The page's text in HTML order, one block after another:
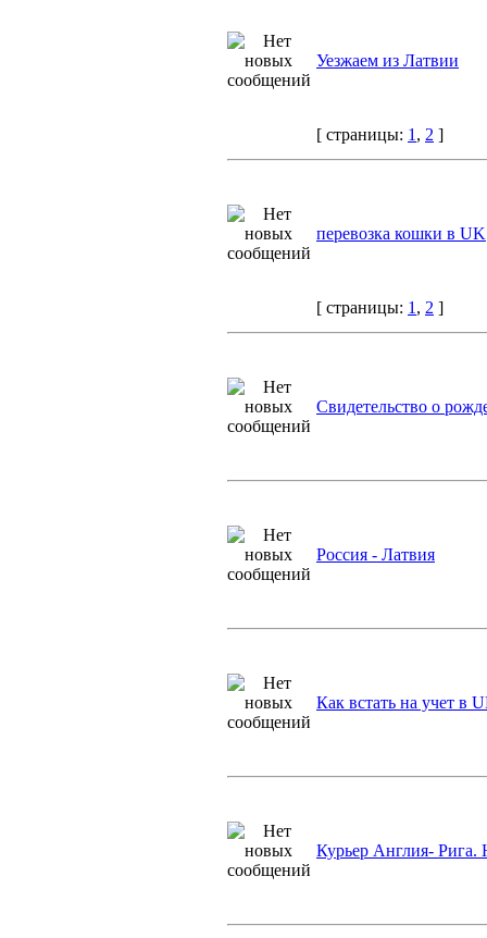
Уезжаем из Латвии
[ страницы: 1 , 2 ]
перевозка кошки в UK
[ страницы: 1 , 2 ]
Свидетельство о
Россия - Латвия
Как встать на учет в
Курьер Англия- Рига.